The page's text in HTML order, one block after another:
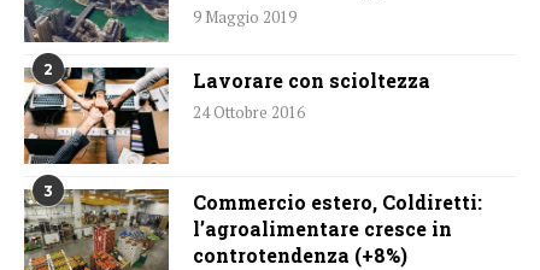
9 Maggio 2019
2 Lavorare con scioltezza
24 Ottobre 2016
3
Commercio estero, Coldiretti:
l’agroalimentare cresce in
controtendenza (+8%)